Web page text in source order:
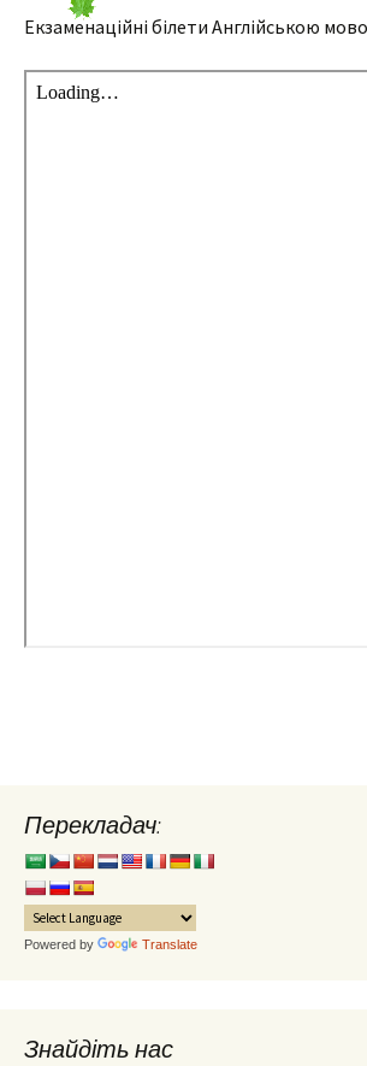
Екзаменаційні білети Англійською
Перекладач:
Powered by Translate
Знайдіть нас